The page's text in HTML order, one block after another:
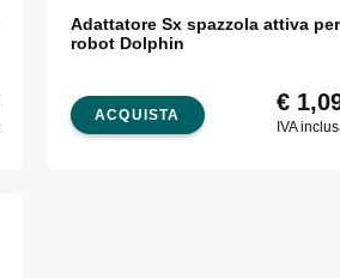
Adattatore Sx spazzola attiva per
robot Dolphin
ACQUISTA €
IVA